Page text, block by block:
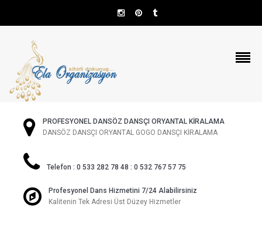
PROFESYONEL DANSÖZ DANSÇI ORYANTAL KİRALAMA
DANSÖZ DANSÇI ORYANTAL GOGO DANSÇI KİRALAMA
Telefon : 0 533 282 78 48 : 0 532 767 57 75
Profesyonel Dans Hizmetini 7/24 Alabilirsiniz
Kalitenin Tek Adresi Üst Düzey Hizmetler